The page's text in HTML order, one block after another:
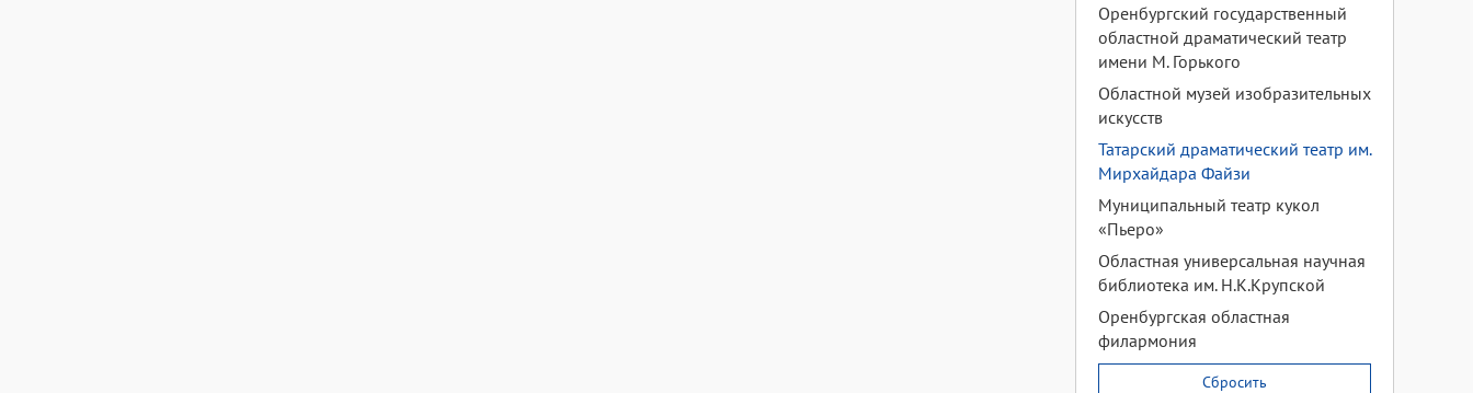
Оренбургский государственный
областной драматический театр
имени М. Горького
Областной музей изобразительных
искусств
Татарский драматический театр им.
Мирхайдара Файзи
Муниципальный театр кукол
«Пьеро»
Областная универсальная научная
библиотека им. Н.К.Крупской
Оренбургская областная
филармония
Сбросить